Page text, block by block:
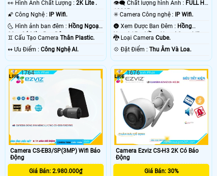
️👀 Hình Ành Chất Lượng : 2K Lite .
🌠 Công Nghệ :
IP Wifi.
🌜 Hình ảnh ban đêm : Hồng Ngoại
30m Có Màu Ban Ðêm.
♊ Cấu Tạo Camera Thân Plastic.
️↭ Ưu Điểm : Công Nghệ AI.
👁️‍🗨 Chất lượng hình Ảnh : FULL HD
1080P .
✳️ Camera Công nghệ :
IP Wifi.
🌚 Xem Được Ban Đêm : Hồng
Ngoại 15m Hồng Ngoại Smart IR.
🐉️ Loại CameraCube.
️💠 Đặt Điểm :Thu Âm Và Loa.
Camera CS-EB3/SP(3MP) Wifi Báo
Động
Giá Bán: 2.980.000₫
1764
Camera Ezviz CS-H3 2K Có Báo
Động
Giá Bán: 30%
1676